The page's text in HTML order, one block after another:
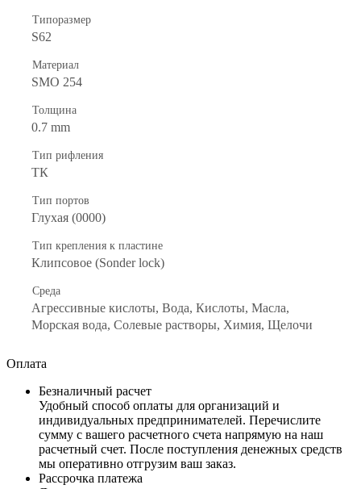
Типоразмер
S62
Материал
SMO 254
Толщина
0.7 mm
Тип рифления
ТК
Тип портов
Глухая (0000)
Тип крепления к пластине
Клипсовое (Sonder lock)
Среда
Агрессивные кислоты, Вода, Кислоты, Масла,
Морская вода, Солевые растворы, Химия, Щелочи
Оплата
Безналичный расчет
Удобный способ оплаты для организаций и
индивидуальных предпринимателей. Перечислите
сумму с вашего расчетного счета напрямую на наш
расчетный счет. После поступления денежных средств
мы оперативно отгрузим ваш заказ.
Рассрочка платежа